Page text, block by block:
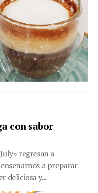
con sabor
regresan a
a preparar
deliciosa y...